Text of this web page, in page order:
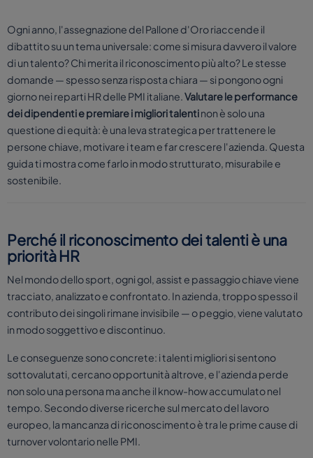
Ogni anno, l'assegnazione del Pallone d'Oro riaccende il
dibattito su un tema universale: come si misura davvero il valore
di un talento? Chi merita il riconoscimento più alto? Le stesse
domande — spesso senza risposta chiara — si pongono ogni
giorno nei reparti HR delle PMI italiane.Valutare le performance
dei dipendenti e premiare i migliori talentinon è solo una
questione di equità: è una leva strategica per trattenere le
persone chiave, motivare i team e far crescere l'azienda. Questa
guida ti mostra come farlo in modo strutturato, misurabile e
sostenibile.
Perché il riconoscimento dei talenti è una
priorità HR
Nel mondo dello sport, ogni gol, assist e passaggio chiave viene
tracciato, analizzato e confrontato. In azienda, troppo spesso il
contributo dei singoli rimane invisibile — o peggio, viene valutato
in modo soggettivo e discontinuo.
Le conseguenze sono concrete: i talenti migliori si sentono
sottovalutati, cercano opportunità altrove, e l'azienda perde
non solo una persona ma anche il know-how accumulato nel
tempo. Secondo diverse ricerche sul mercato del lavoro
europeo, la mancanza di riconoscimento è tra le prime cause di
turnover volontario nelle PMI.